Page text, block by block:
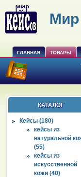
Мир
ГЛАВНАЯ ТОВАРЫ
КАТАЛОГ
Кейсы (180)
кейсы из
натуральной
(55)
кейсы из
искусственной
кожи (40)